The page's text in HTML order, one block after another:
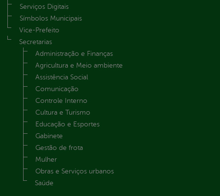
Serviços Digitais
Símbolos Municipais
Vice-Prefeito
Secretarias
Administração e Finanças
Agricultura e Meio ambiente
Assistência Social
Comunicação
Controle Interno
Cultura e Turismo
Educação e Esportes
Gabinete
Gestão de frota
Mulher
Obras e Serviços urbanos
Saúde